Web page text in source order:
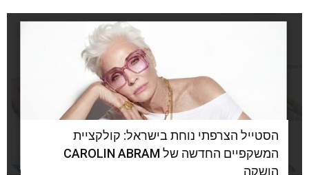
הסטייל הצרפתי נוחת בישראל: קולקציית
המשקפיים החדשה של CAROLIN ABRAM
הושקה